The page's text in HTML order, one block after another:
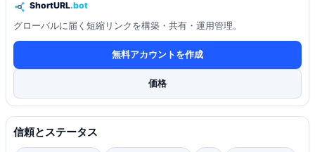
グローバルに届く短縮リンクを構築・共有・運用管理。
無料アカウントを作成
価格
信頼とステータス